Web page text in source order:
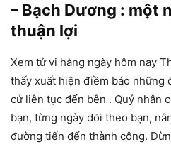
– Bạch Dương : một
thuận lợi
Xem tử vi hàng ngày hôm nay
thấy xuất hiện điềm báo những
cứ liên tục đến bên . Quý nhân
bạn, từng ngày dõi theo bạn,
đường tiến đến thành công.